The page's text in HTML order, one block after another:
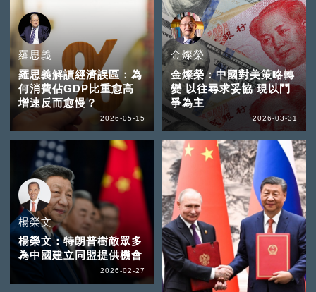
羅思義
羅思義解讀經濟誤區：為
何消費佔GDP比重愈高
增速反而愈慢？
2026-05-15
金燦榮
金燦榮：中國對美策略轉
變 以往尋求妥協 現以鬥
爭為主
2026-03-31
楊榮文
楊榮文：特朗普樹敵眾多
為中國建立同盟提供機會
2026-02-27